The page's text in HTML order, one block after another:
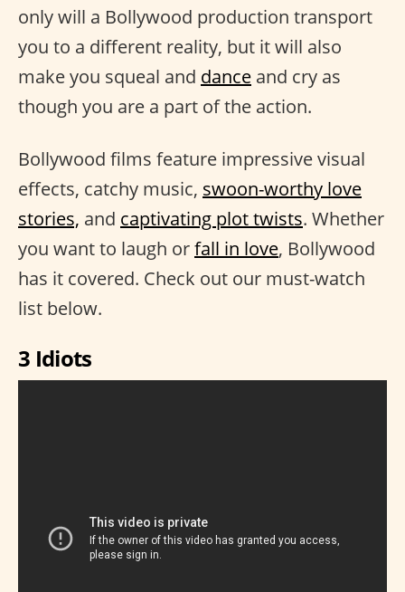
only will a Bollywood production transport
you to a different reality, but it will also
make you squeal and dance and cry as
though you are a part of the action.
Bollywood films feature impressive visual
effects, catchy music, swoon-worthy love
stories, and captivating plot twists. Whether
you want to laugh orfall in love, Bollywood
has it covered. Check out our must-watch
list below.
3 Idiots